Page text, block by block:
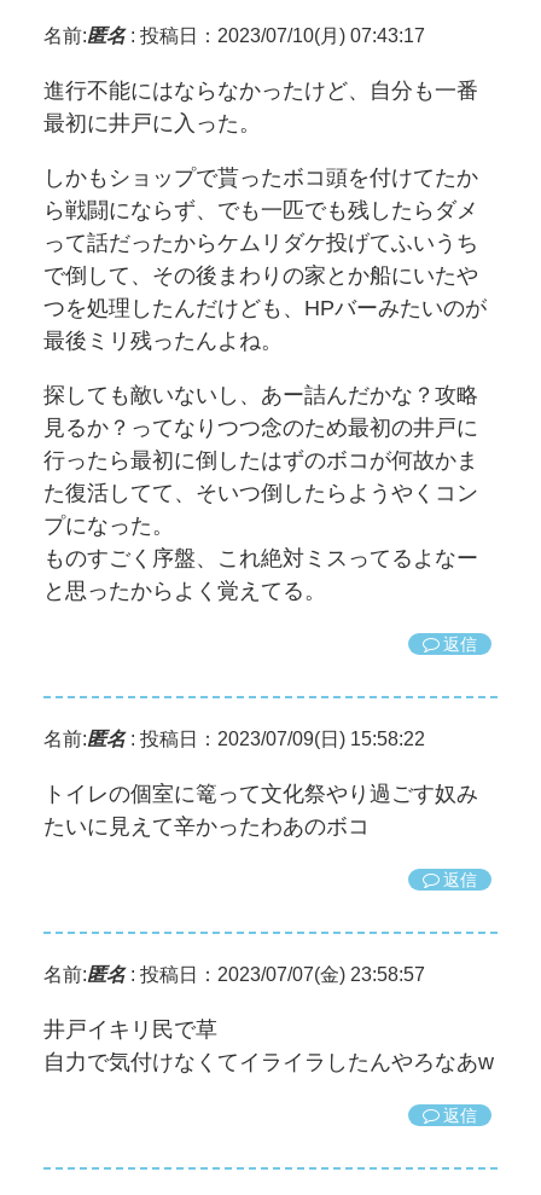
名前:匿名: 投稿日：2023/07/10(月) 07:43:17
進行不能にはならなかったけど、自分も一番
最初に井戸に入った。
しかもショップで貰ったボコ頭を付けてたか
ら戦闘にならず、でも一匹でも残したらダメ
って話だったからケムリダケ投げてふいうち
で倒して、その後まわりの家とか船にいたや
つを処理したんだけども、HPバーみたいのが
最後ミリ残ったんよね。
探しても敵いないし、あー詰んだかな？攻略
見るか？ってなりつつ念のため最初の井戸に
行ったら最初に倒したはずのボコが何故かま
た復活してて、そいつ倒したらようやくコン
プになった。
ものすごく序盤、これ絶対ミスってるよなー
と思ったからよく覚えてる。
返信
名前:匿名: 投稿日：2023/07/09(日) 15:58:22
トイレの個室に篭って文化祭やり過ごす奴み
たいに見えて辛かったわあのボコ
返信
名前:匿名: 投稿日：2023/07/07(金) 23:58:57
井戸イキリ民で草
自力で気付けなくてイライラしたんやろなあw
返信